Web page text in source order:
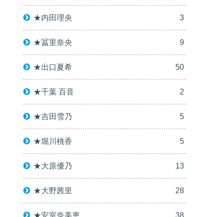
★内田理央 3
★冨里奈央 9
★出口夏希 50
★千葉 百音 2
★吉田雪乃 5
★堀川桃香 5
★大原優乃 13
★大野茜里 28
★安室奈美恵 38